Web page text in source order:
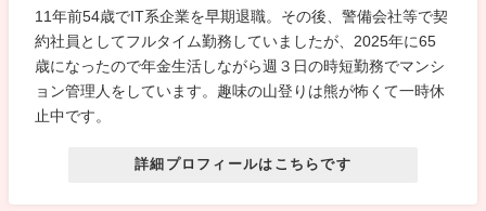
11年前54歳でIT系企業を早期退職。その後、警備会社等で契
約社員としてフルタイム勤務していましたが、2025年に65
歳になったので年金生活しながら週３日の時短勤務でマンシ
ョン管理人をしています。趣味の山登りは熊が怖くて一時休
止中です。
詳細プロフィールはこちらです